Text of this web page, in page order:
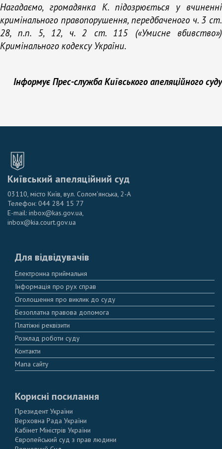
Нагадаємо, громадянка К. підозрюється у вчиненні
кримінального правопорушення, передбаченого ч. 3 ст.
28, п.п. 5, 12, ч. 2 ст. 115 («Умисне вбивство»)
Кримінального кодексу України.
Інформує Прес-служба Київського апеляційного суду
Київський апеляційний суд
03110, місто Київ, вул. Солом'янська, 2-А
Телефон: 044 284 15 77
E-mail: inbox@kas.gov.ua,
inbox@kia.court.gov.ua
Для відвідувачів
Електронна приймальня
Інформація про рух справ
Оголошення про виклик до суду
Безоплатна правова допомога
Платіжні реквізити
Розклад роботи суду
Контакти
Мапа сайту
Корисні посилання
Президент України
Верховна Рада України
Кабінет Міністрів України
Європейський суд з прав людини